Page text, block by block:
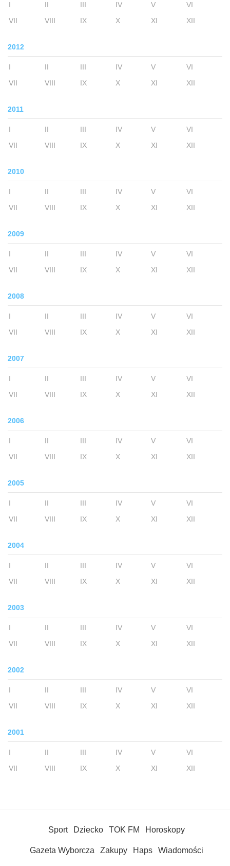
I II III IV V
VI
VII
VIII IX X XI XII
2012
I II III IV V
VI
VII
VIII IX X XI XII
2011
I II III IV V
VI
VII
VIII IX X XI XII
2010
I II III IV V
VI
VII
VIII IX X XI XII
2009
I II III IV V
VI
VII
VIII IX X XI XII
2008
I II III IV V
VI
VII
VIII IX X XI XII
2007
I II III IV V
VI
VII
VIII IX X XI XII
2006
I II III IV V
VI
VII
VIII IX X XI XII
2005
I II III IV V
VI
VII
VIII IX X XI XII
2004
I II III IV V
VI
VII
VIII IX X XI XII
2003
I II III IV V
VI
VII
VIII IX X XI XII
2002
I II III IV V
VI
VII
VIII IX X XI XII
2001
I II III IV V
VI
VII
VIII IX X XI XII
Sport Dziecko TOK FM Horoskopy
Gazeta Wyborcza Zakupy Haps Wiadomości